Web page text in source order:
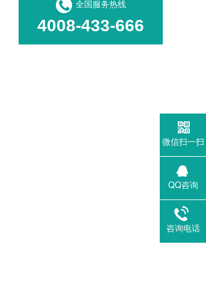
全国服务热线
4008-433-666
微信扫一扫
QQ咨询
咨询电话